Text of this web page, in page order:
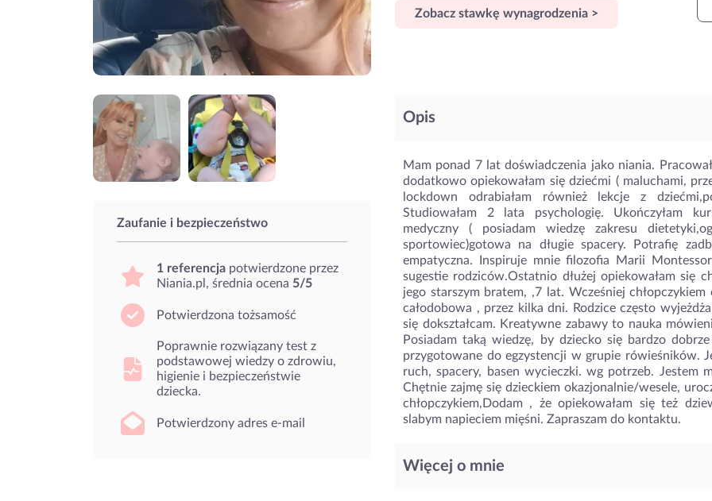
Zobacz stawkę wynagrodzenia >
Zaufanie i bezpieczeństwo
1 referencja potwierdzone przez
Niania.pl, średnia ocena 5/5
Potwierdzona tożsamość
Poprawnie rozwiązany test z
podstawowej wiedzy o zdrowiu,
higienie i bezpieczeństwie
dziecka.
Potwierdzony adres e-mail
Opis
Mam ponad 7 lat doświadczenia jako niania.
dodatkowo opiekowałam się dziećmi ( maluchami,
lockdown odrabiałam również lekcje z
Studiowałam 2 lata psychologię. Ukończyłam
medyczny ( posiadam wiedzę zakresu
sportowiec)gotowa na długie spacery. Potrafię
empatyczna. Inspiruje mnie filozofia Marii
sugestie rodziców.Ostatnio dłużej opiekowałam się
jego starszym bratem, ,7 lat. Wcześniej
całodobowa , przez kilka dni. Rodzice często
się dokształcam. Kreatywne zabawy to nauka
Posiadam taką wiedzę, by dziecko się bardzo
przygotowane do egzystencji w grupie rówieśników.
ruch, spacery, basen wycieczki. wg potrzeb. Jestem
Chętnie zajmę się dzieckiem okazjonalnie/wesele,
chłopczykiem,Dodam , że opiekowałam się też
slabym napieciem mięśni. Zapraszam do kontaktu.
Więcej o mnie